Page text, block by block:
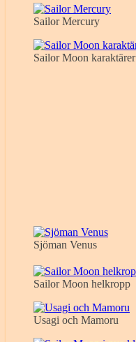
Sailor Mercury
Sailor Moon karaktärer
Sjöman Venus
Sailor Moon helkropp
Usagi och Mamoru